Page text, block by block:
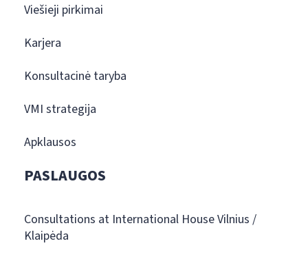
Viešieji pirkimai
Karjera
Konsultacinė taryba
VMI strategija
Apklausos
PASLAUGOS
Consultations at International House Vilnius /
Klaipėda